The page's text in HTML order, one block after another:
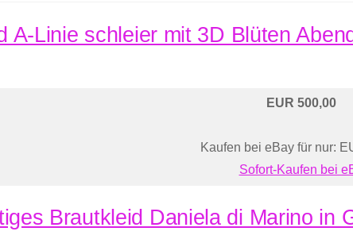
A-Linie schleier mit 3D Blüten
EUR 500,00
Kaufen bei eBay für nur:
Sofort-Kaufen bei
Brautkleid Daniela di Marino in